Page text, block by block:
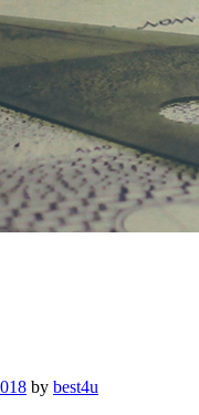
by best4u